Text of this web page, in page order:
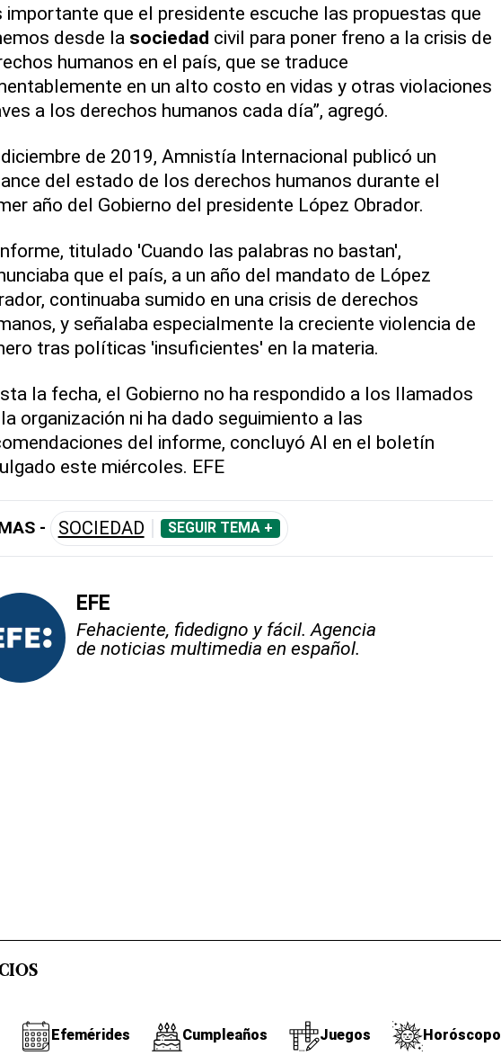
importante que el presidente escuche las propuestas que
desde la sociedad civil para poner freno a la crisis de
humanos en el país, que se traduce
en un alto costo en vidas y otras violaciones
a los derechos humanos cada día”, agregó.
diciembre de 2019, Amnistía Internacional publicó un
del estado de los derechos humanos durante el
año del Gobierno del presidente López Obrador.
titulado 'Cuando las palabras no bastan',
que el país, a un año del mandato de López
continuaba sumido en una crisis de derechos
y señalaba especialmente la creciente violencia de
tras políticas 'insuficientes' en la materia.
la fecha, el Gobierno no ha respondido a los llamados
organización ni ha dado seguimiento a las
del informe, concluyó AI en el boletín
este miércoles. EFE
- SOCIEDAD SEGUIR TEMA +
EFE
Fehaciente, fidedigno y fácil. Agencia
de noticias multimedia en español.
Efemérides Cumpleaños Juegos Horóscopo